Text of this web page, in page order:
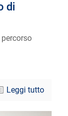
di
Leggi tutto